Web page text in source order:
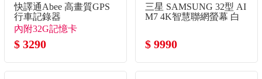
快譯通Abee 高畫質GPS
行車記錄器
內附32G記憶卡
$ 3290
三星 SAMSUNG 32型 AI
M7 4K智慧聯網螢幕 白
$ 9990